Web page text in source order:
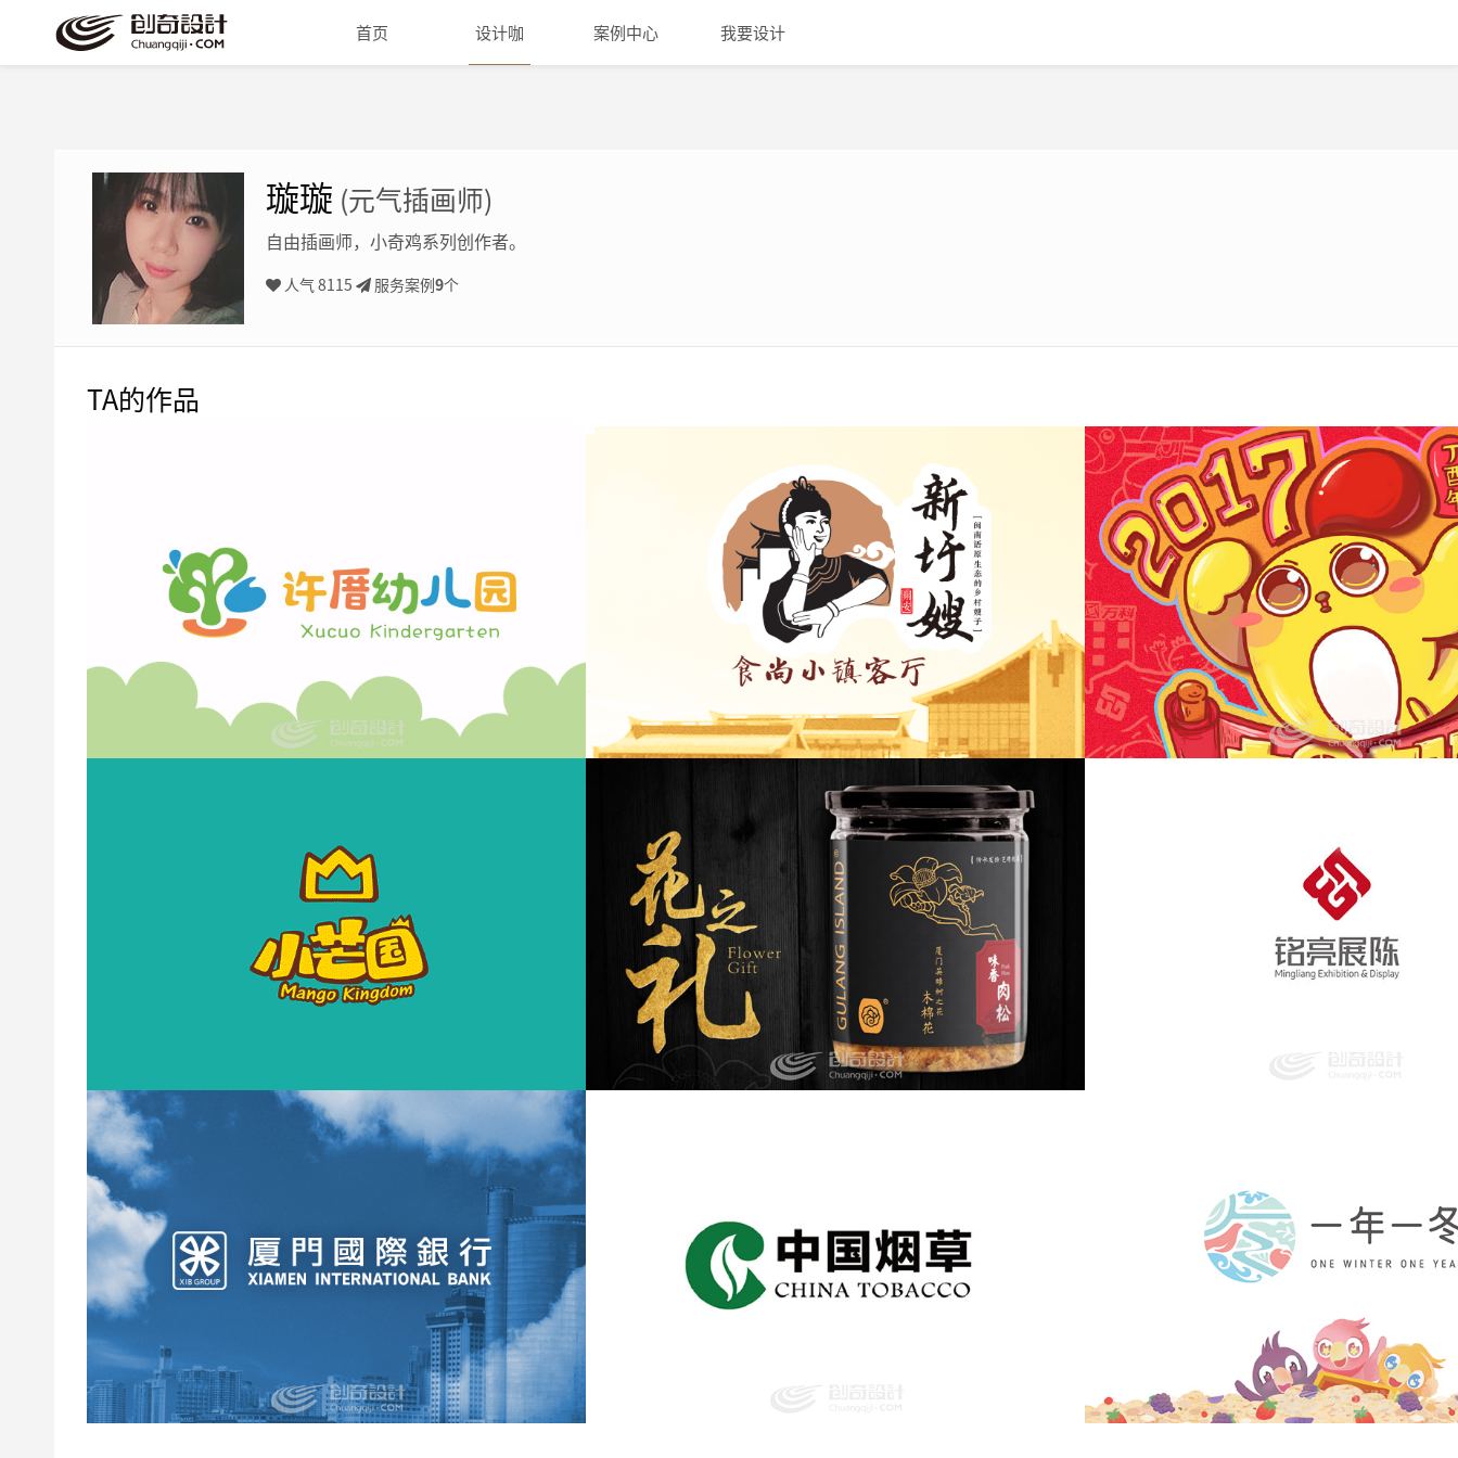
首页 设计咖 案例中心 我要设计
璇璇 (元气插画师)
自由插画师，小奇鸡系列创作者。
人气 8115 服务案例9个
TA的作品